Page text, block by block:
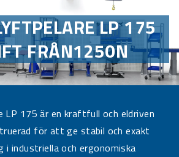
LP 175
FRÅN1250N
LP 175 är en kraftfull och eldriven
för att ge stabil och exakt
i industriella och ergonomiska